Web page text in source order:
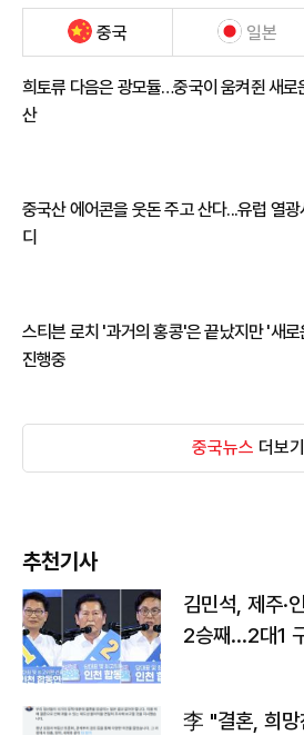
중국 일본
희토류 다음은 광모듈…중국이 움켜쥔 새로
산
중국산 에어콘을 웃돈 주고 산다...유럽 열광
디
스티븐 로치 '과거의 홍콩'은 끝났지만 '새
진행중
중국뉴스 더보기
추천기사
김민석, 제주·
2승째…2대1
李 "결혼, 희